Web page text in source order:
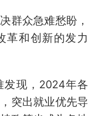
群众急难愁盼，
革和创新的发力
发现，2024年各
突出就业优先导